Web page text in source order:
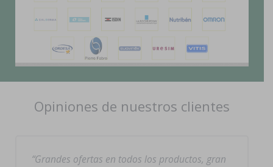
Opiniones de nuestros clientes
Grandes ofertas en todos los productos, gran